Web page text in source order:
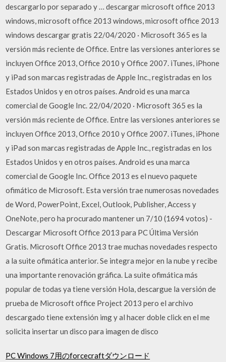
descargarlo por separado y … descargar microsoft office 2013
windows, microsoft office 2013 windows, microsoft office 2013
windows descargar gratis 22/04/2020 · Microsoft 365 es la
versión más reciente de Office. Entre las versiones anteriores se
incluyen Office 2013, Office 2010 y Office 2007. iTunes, iPhone
y iPad son marcas registradas de Apple Inc., registradas en los
Estados Unidos y en otros países. Android es una marca
comercial de Google Inc. 22/04/2020 · Microsoft 365 es la
versión más reciente de Office. Entre las versiones anteriores se
incluyen Office 2013, Office 2010 y Office 2007. iTunes, iPhone
y iPad son marcas registradas de Apple Inc., registradas en los
Estados Unidos y en otros países. Android es una marca
comercial de Google Inc. Office 2013 es el nuevo paquete
ofimático de Microsoft. Esta versión trae numerosas novedades
de Word, PowerPoint, Excel, Outlook, Publisher, Access y
OneNote, pero ha procurado mantener un 7/10 (1694 votos) -
Descargar Microsoft Office 2013 para PC Última Versión
Gratis. Microsoft Office 2013 trae muchas novedades respecto
a la suite ofimática anterior. Se integra mejor en la nube y recibe
una importante renovación gráfica. La suite ofimática más
popular de todas ya tiene versión Hola, descargue la versión de
prueba de Microsoft office Project 2013 pero el archivo
descargado tiene extensión img y al hacer doble click en el me
solicita insertar un disco para imagen de disco
PC Windows 7用のforcecraftダウンロード